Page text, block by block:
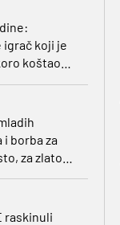
igrač koji je
koštao
borba za
za zlato
i
raskinuli